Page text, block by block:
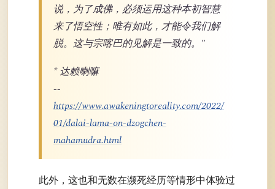
说，为了成佛，必须运用这种本初智慧
来了悟空性；唯有如此，才能令我们解
脱。这与宗喀巴的见解是一致的。"
* 达赖喇嘛
--
https://www.awakeningtoreality.com/2022/
01/dalai-lama-on-dzogchen-
mahamudra.html
此外，这也和无数在濒死经历等情形中体验过